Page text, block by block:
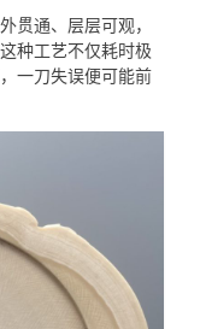
贯通、层层可观，
种工艺不仅耗时极
一刀失误便可能前